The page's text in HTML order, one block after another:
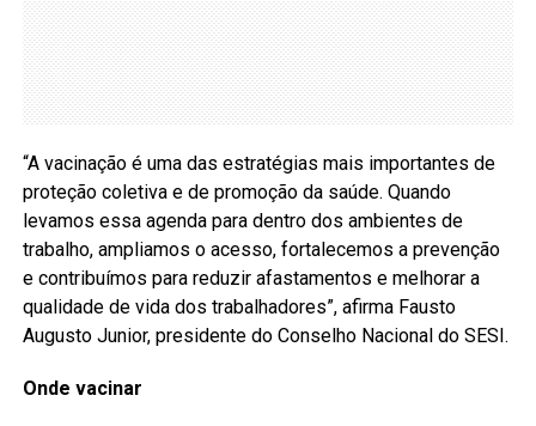
“A vacinação é uma das estratégias mais importantes de
proteção coletiva e de promoção da saúde. Quando
levamos essa agenda para dentro dos ambientes de
trabalho, ampliamos o acesso, fortalecemos a prevenção
e contribuímos para reduzir afastamentos e melhorar a
qualidade de vida dos trabalhadores”, afirma Fausto
Augusto Junior, presidente do Conselho Nacional do SESI.
Onde vacinar